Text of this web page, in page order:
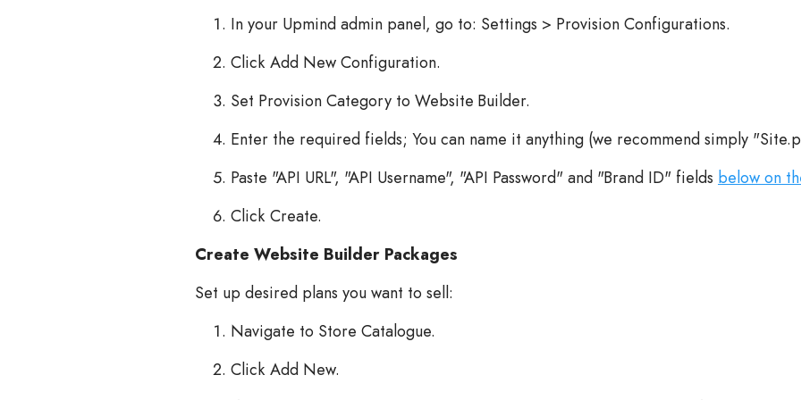
In your Upmind admin panel, go to: Settings > Provision Configurations.
Click Add New Configuration.
Set Provision Category to Website Builder.
Enter the required fields; You can name it anything (we recommend simply
Paste "API URL", "API Username", "API Password" and "Brand ID" fields below on
Click Create.
Create Website Builder Packages
Set up desired plans you want to sell:
Navigate to Store Catalogue.
Click Add New.